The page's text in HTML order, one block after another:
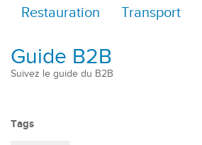
Restauration
Transport
Guide B2B
Suivez le guide du B2B
Tags